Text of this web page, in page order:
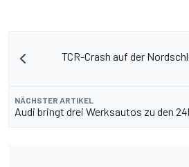
TCR-Crash auf der
NÄCHSTER ARTIKEL
Audi bringt drei Werksautos zu den